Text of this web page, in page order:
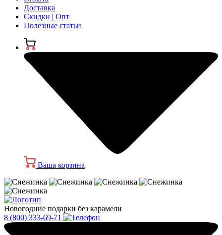
Доставка
Скидки | Опт
Полезные статьи
Ваша корзина
Новогодние подарки без карамели
8 (800) 333-69-71